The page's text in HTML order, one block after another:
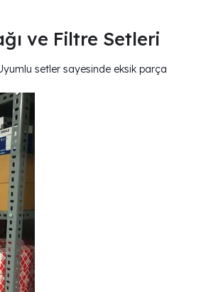
ve Filtre Setleri
setler sayesinde eksik parça